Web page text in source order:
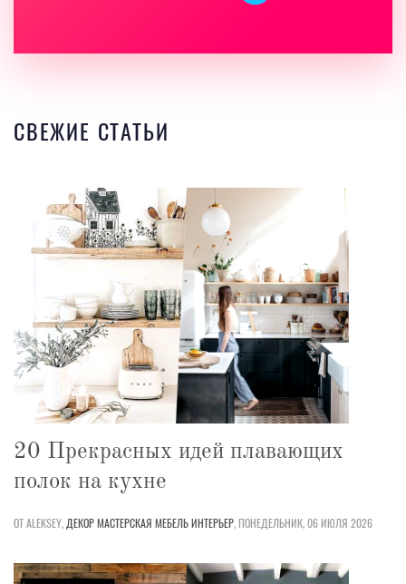
СВЕЖИЕ СТАТЬИ
20 Прекрасных идей плавающих
полок на кухне
ОТ ALEKSEY, ДЕКОРМАСТЕРСКАЯ МЕБЕЛЬИНТЕРЬЕР,ПОНЕДЕЛЬНИК, 06 ИЮЛЯ 2026